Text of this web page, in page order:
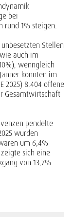
bei
rund 1% steigen.
Stellen
auch im
wenngleich
konnten im
2025) 8.404 offene
Gesamtwirtschaft
pendelte
wurden
um 6,4%
sich eine
von 13,7%